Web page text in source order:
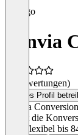
Zenvia
(0 Bewertungen)
Dieses Profil
Zenvia
erhöht die
Preis flexibel bis